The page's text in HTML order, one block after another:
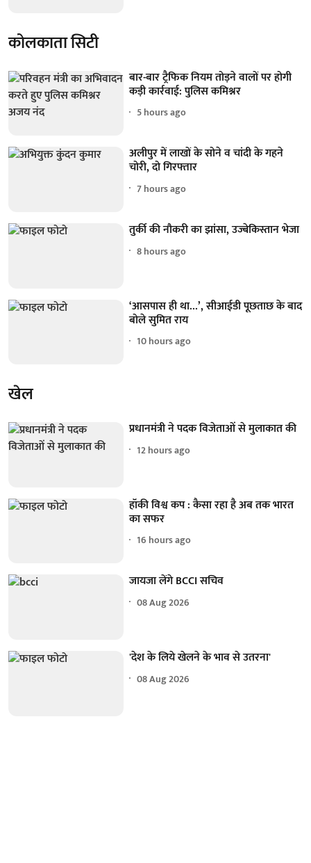
कोलकाता सिटी
बार-बार ट्रैफिक नियम तोड़ने वालों पर होगी
कड़ी कार्रवाई: पुलिस कमिश्नर
5 hours ago
अलीपुर में लाखों के सोने व चांदी के गहने
चोरी, दो गिरफ्तार
7 hours ago
तुर्की की नौकरी का झांसा, उज्बेकिस्तान भेजा
8 hours ago
‘आसपास ही था...’, सीआईडी पूछताछ के बाद
बोले सुमित राय
10 hours ago
खेल
प्रधानमंत्री ने पदक विजेताओं से मुलाकात की
12 hours ago
हॉकी विश्व कप : कैसा रहा है अब तक भारत
का सफर
16 hours ago
जायजा लेंगे BCCI सचिव
08 Aug 2026
'देश के लिये खेलने के भाव से उतरना'
08 Aug 2026